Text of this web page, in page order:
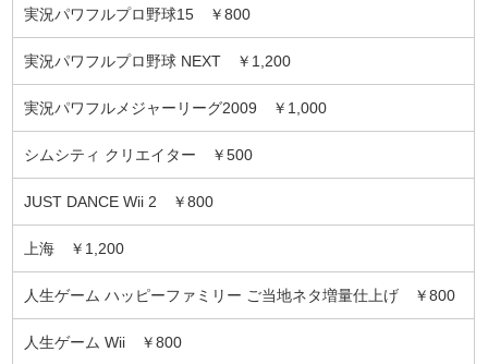
実況パワフルプロ野球15 ￥800
実況パワフルプロ野球 NEXT ￥1,200
実況パワフルメジャーリーグ2009 ￥1,000
シムシティ クリエイター ￥500
JUST DANCE Wii 2 ￥800
上海 ￥1,200
人生ゲーム ハッピーファミリー ご当地ネタ増量仕上げ ￥800
人生ゲーム Wii ￥800